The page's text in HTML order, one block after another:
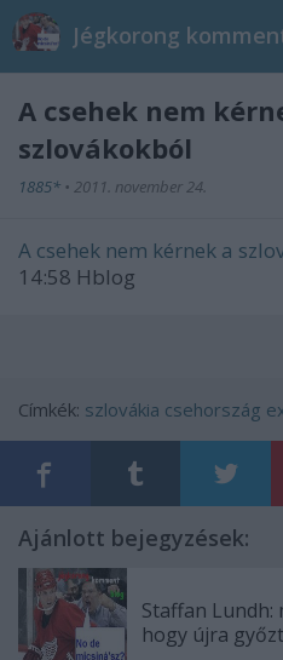
Jégkorong
A csehek nem
szlovákokból
1885* • 2011. november 24.
A csehek nem kérnek a
14:58 Hblog
Címkék: szlovákia csehország
Ajánlott bejegyzések:
Staffan Lundh:
hogy újra